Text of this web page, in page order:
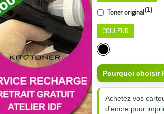
Toner original(1)
COULEUR
Pourquoi choisir
Achetez vos
d'encre pour